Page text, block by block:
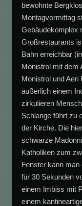
bewohnte
Montagvormittag
Gebäudekomplex
Großrestaurants
Bahn erreichbar
Monistrol mit dem
Monistrol und Aeri
äußerlich einem
zirkulieren
Schlange führt zu
der Kirche. Die
schwarze
Katholiken zum
Fenster kann man
für 30 Sekunden
einem Imbiss mit
einem